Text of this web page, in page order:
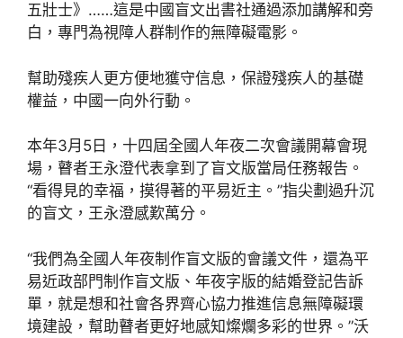
五壯士》……這是中國盲文出書社通過添加講解和旁
白，專門為視障人群制作的無障礙電影。
幫助殘疾人更方便地獲守信息，保證殘疾人的基礎
權益，中國一向外行動。
本年3月5日，十四屆全國人年夜二次會議開幕會現
場，瞽者王永澄代表拿到了盲文版當局任務報告。
“看得見的幸福，摸得著的平易近主。”指尖劃過升沉
的盲文，王永澄感歎萬分。
“我們為全國人年夜制作盲文版的會議文件，還為平
易近政部門制作盲文版、年夜字版的結婚登記告訴
單，就是想和社會各界齊心協力推進信息無障礙環
境建設，幫助瞽者更好地感知燦爛多彩的世界。”沃